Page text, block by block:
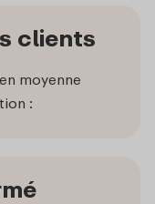
clients
moyenne
: